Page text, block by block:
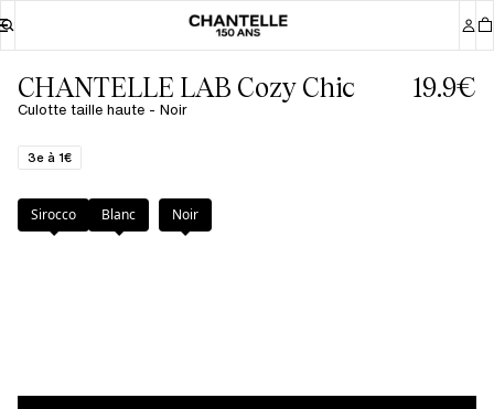
CHANTELLE LAB Cozy Chic
Culotte taille haute - Noir
19.9€
3e à 1€
Couleur:Noir
Sirocco Blanc Noir